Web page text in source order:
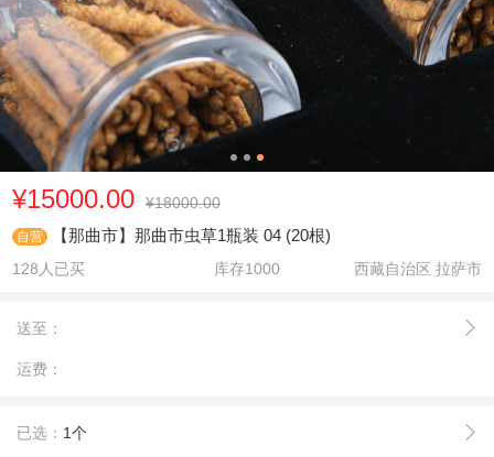
¥15000.00 ¥18000.00
自营 【那曲市】那曲市虫草1瓶装 04 (20根)
128人已买 库存1000 西藏自治区 拉萨市
送至：
运费：
已选： 1个